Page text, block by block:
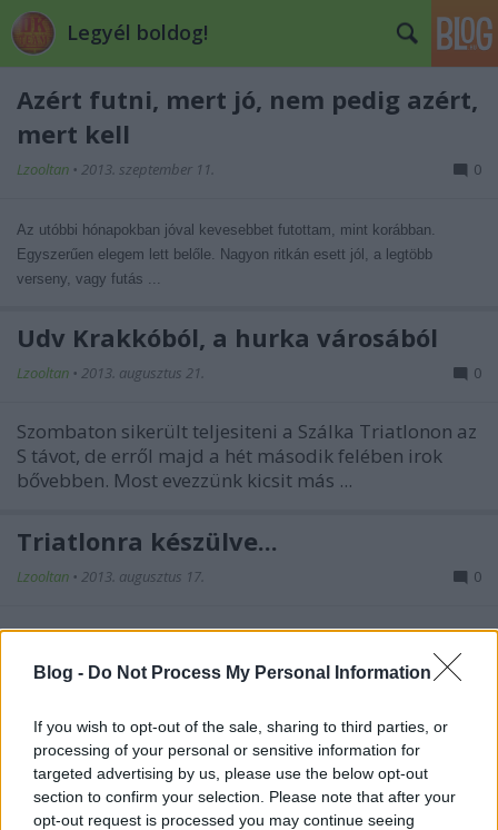
Blog - Do Not Process My Personal Information
If you wish to opt-out of the sale, sharing to third parties, or
processing of your personal or sensitive information for
targeted advertising by us, please use the below opt-out
section to confirm your selection. Please note that after your
opt-out request is processed you may continue seeing
Legyél boldog!
Azért futni, mert jó, nem pedig azért,
mert kell
Lzooltan • 2013. szeptember 11. 0
Az utóbbi hónapokban jóval kevesebbet futottam, mint korábban.
Egyszerűen elegem lett belőle. Nagyon ritkán esett jól, a legtöbb
verseny, vagy futás ...
Üdv Krakkóból, a hurka városából
Lzooltan • 2013. augusztus 21. 0
Szombaton sikerült teljesiteni a Szálka Triatlonon az
S távot, de erről majd a hét második felében irok
bővebben. Most evezzünk kicsit más ...
Triatlonra készülve...
Lzooltan • 2013. augusztus 17. 0
Miközben ezeket a sorokat olvassátok, már
fürdőgatyában állok a rajtvonalon és várom a
startpisztoly dördülését. Kipróbálom, hogy milyen is
Legyőztem az úszást!
Lzooltan•2013. augusztus 15.